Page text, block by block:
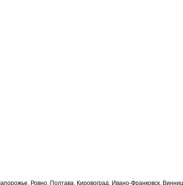
Ровно, Полтава, Кировоград, Ивано-Франковск,